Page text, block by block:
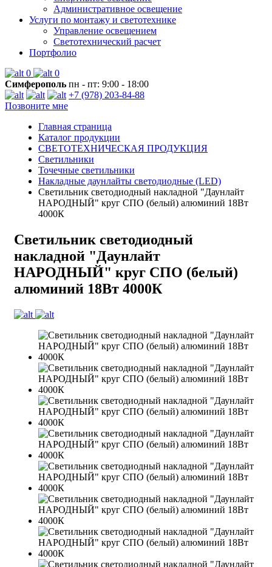
Административное освещение
Услуги по монтажу и светотехнике
Управление освещением
Светотехнический расчет
Портфолио
0
0
Симферополь пн - пт: 9:00 - 18:00
+7 (978) 203-84-88
Позвоните мне
Главная страница
Каталог продукции
СВЕТОТЕХНИЧЕСКАЯ ПРОДУКЦИЯ
Светильники
Точечные светильники
Накладные даунлайты светодиодные (LED)
Светильник светодиодный накладной "Даунлайт
НАРОДНЫЙ" круг СПО (белый) алюминий 18Вт
4000К
Светильник светодиодный
накладной "Даунлайт
НАРОДНЫЙ" круг СПО (белый)
алюминий 18Вт 4000К